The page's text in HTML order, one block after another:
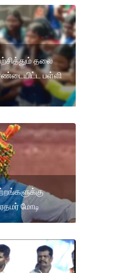
தலை
சண்டையிட்ட பள்ளி
மோடி